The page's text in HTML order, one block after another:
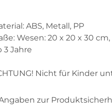
ABS, Metall, PP
Wesen: 20 x 20 x 30
3 Jahre
Nicht für Kinder
zur